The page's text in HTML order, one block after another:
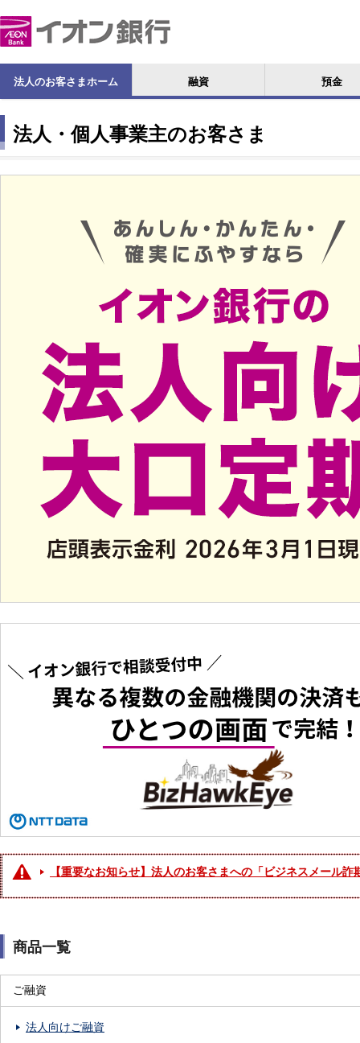
法人のお客さまホーム 融資 預金
法人・個人事業主のお客さま
【重要なお知らせ】法人のお客さまへの「ビジネスメール
商品一覧
ご融資
る
る
法人向けご融資